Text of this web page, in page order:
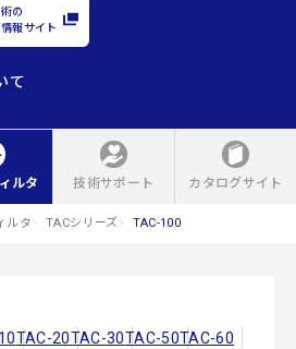
の
報サイト
て
ルタ 技術サポート カタログサイト
ルタ TACシリーズ TAC-100
TAC-20TAC-30TAC-50TAC-60